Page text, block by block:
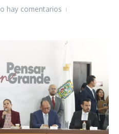
hay comentarios